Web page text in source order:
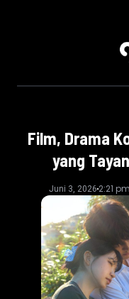
Film, Drama
yang
Juni 3, 2026 2:21 pm